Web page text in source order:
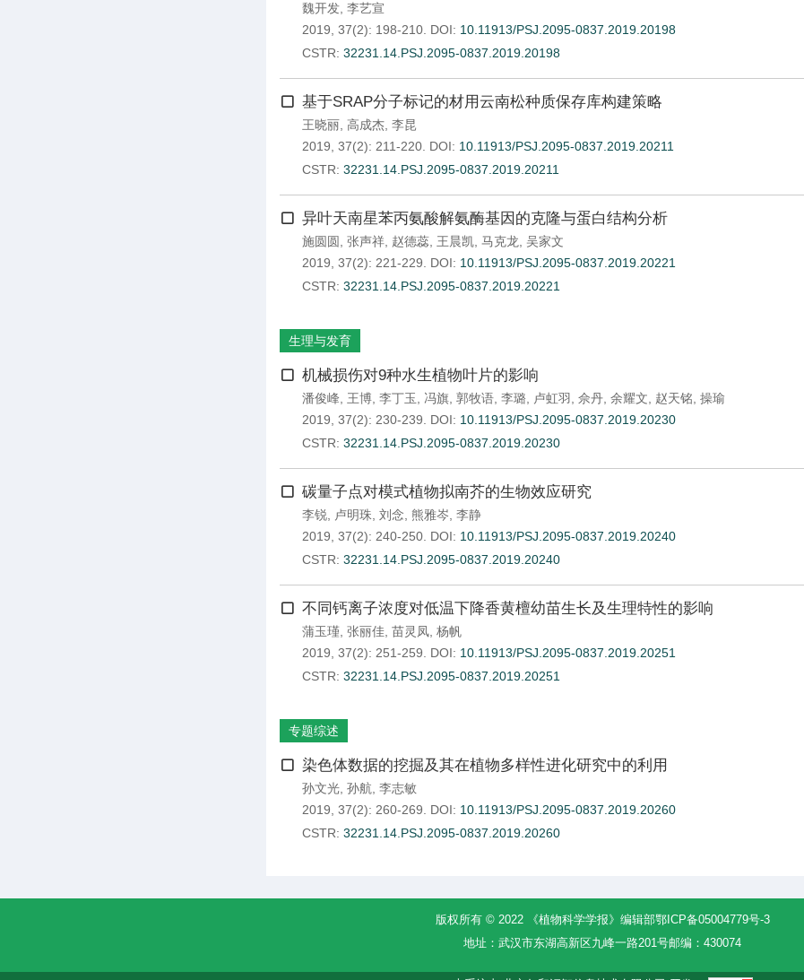
魏开发 李艺宣
2019, 37(2): 198-210. DOI: 10.11913/PSJ.2095-0837.2019.20198
CSTR: 32231.14.PSJ.2095-0837.2019.20198
基于SRAP分子标记的材用云南松种质保存库构建策略
王晓丽 高成杰 李昆
2019, 37(2): 211-220. DOI: 10.11913/PSJ.2095-0837.2019.20211
CSTR: 32231.14.PSJ.2095-0837.2019.20211
异叶天南星苯丙氨酸解氨酶基因的克隆与蛋白结构分析
施圆圆 张声祥 赵德蕊 王晨凯 马克龙
吴家文
2019, 37(2): 221-229.
DOI: 10.11913/PSJ.2095-0837.2019.20221
CSTR: 32231.14.PSJ.2095-0837.2019.20221
生理与发育
机械损伤对9种水生植物叶片的影响
潘俊峰 王博 李丁玉 冯旗 郭牧语 李璐 卢虹羽 佘丹 余耀文 赵天铭 操瑜
2019, 37(2): 230-239.
DOI: 10.11913/PSJ.2095-0837.2019.20230
CSTR: 32231.14.PSJ.2095-0837.2019.20230
碳量子点对模式植物拟南芥的生物效应研究
李锐 卢明珠 刘念 熊雅岑 李静
2019, 37(2): 240-250. DOI: 10.11913/PSJ.2095-0837.2019.20240
CSTR: 32231.14.PSJ.2095-0837.2019.20240
不同钙离子浓度对低温下降香黄檀幼苗生长及生理特性的影响
蒲玉瑾 张丽佳 苗灵凤 杨帆
2019, 37(2): 251-259.
DOI: 10.11913/PSJ.2095-0837.2019.20251
CSTR: 32231.14.PSJ.2095-0837.2019.20251
专题综述
染色体数据的挖掘及其在植物多样性进化研究中的利用
孙文光 孙航 李志敏
2019, 37(2): 260-269.
DOI: 10.11913/PSJ.2095-0837.2019.20260
CSTR: 32231.14.PSJ.2095-0837.2019.20260
版权所有 © 2022 《植物科学学报》编辑部鄂ICP备05004779号-3
地址：武汉市东湖高新区九峰一路201号邮编：430074